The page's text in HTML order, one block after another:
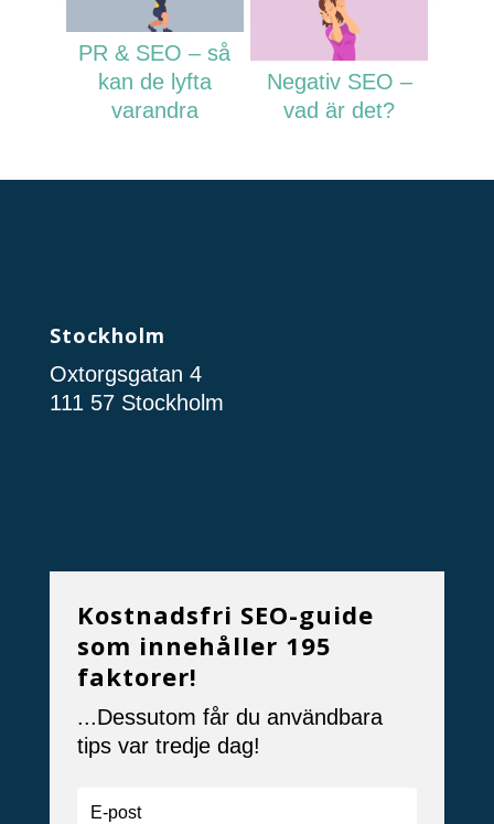
PR & SEO – så
kan de lyfta
varandra
Negativ SEO –
vad är det?
Stockholm
Oxtorgsgatan 4
111 57 Stockholm
Kostnadsfri SEO-guide
som innehåller 195
faktorer!
...Dessutom får du användbara
tips var tredje dag!